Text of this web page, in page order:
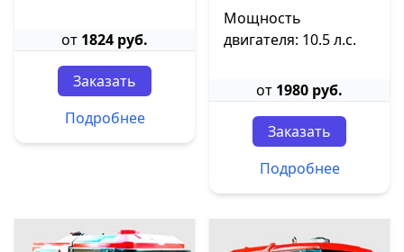
от 1824 руб.
Заказать
Подробнее
Мощность
двигателя: 10.5 л.с.
от 1980 руб.
Заказать
Подробнее